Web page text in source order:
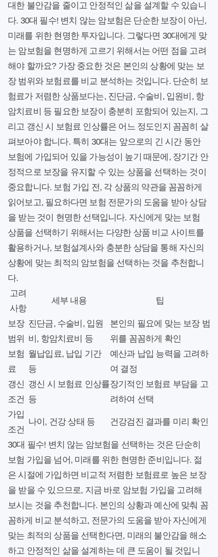
대한 불안감을 줄이고 안정적인 삶을 설계할 수 있습니
다. 30대 필수! 변치 않는 암보험은 단순한 보장이 아닌,
미래를 위한 현명한 투자입니다. 그렇다면 30대에게 맞
는 암보험을 현명하게 고르기 위해서는 어떤 점을 고려
해야 할까요? 가장 중요한 것은 본인의 상황에 맞는 보
장 범위와 보험료를 비교 분석하는 것입니다. 단순히 보
험료가 저렴한 상품보다는, 진단금, 수술비, 입원비, 항
암치료비 등 필요한 보장이 충분히 포함되어 있는지, 그
리고 갱신 시 보험료 인상률은 어느 정도인지 꼼꼼히 살
펴보아야 합니다. 특히 30대는 앞으로의 긴 시간 동안
보험에 가입되어 있을 가능성이 높기 때문에, 장기간 안
정적으로 보장을 유지할 수 있는 상품을 선택하는 것이
중요합니다. 보험 가입 전, 각 상품의 약관을 꼼꼼하게
읽어보고, 필요하다면 보험 전문가의 도움을 받아 상담
을 받는 것이 현명한 선택입니다. 자신에게 맞는 보험
상품을 선택하기 위해서는 다양한 상품 비교 사이트를
활용하거나, 보험설계사와 충분한 상담을 통해 자신의
상황에 맞는 최적의 암보험을 선택하는 것을 추천합니
다.
고려
사항
세부 내용 팁
보장
범위
진단금, 수술비, 입원
비, 항암치료비 등
본인의 필요에 맞는 보장 범
위를 꼼꼼하게 확인
보험
료
월납입료, 납입 기간
등
예산과 납입 능력을 고려하
여 결정
갱신
조건
갱신 시 보험료 인상률
등
장기적인 보험료 부담을 고
려하여 선택
가입
조건
나이, 건강 상태 등 건강검진 결과를 미리 확인
30대 필수! 변치 않는 암보험을 선택하는 것은 단순히
보험 가입을 넘어, 미래를 위한 현명한 준비입니다. 젊
은 시절에 가입하면 비교적 저렴한 보험료로 높은 보장
을 받을 수 있으므로, 지금 바로 암보험 가입을 고려해
보시는 것을 추천합니다. 본인의 상황과 예산에 맞춰 꼼
꼼하게 비교 분석하고, 전문가의 도움을 받아 자신에게
맞는 최적의 상품을 선택한다면, 미래의 불안감을 해소
하고 안정적인 삶을 설계하는 데 큰 도움이 될 것입니